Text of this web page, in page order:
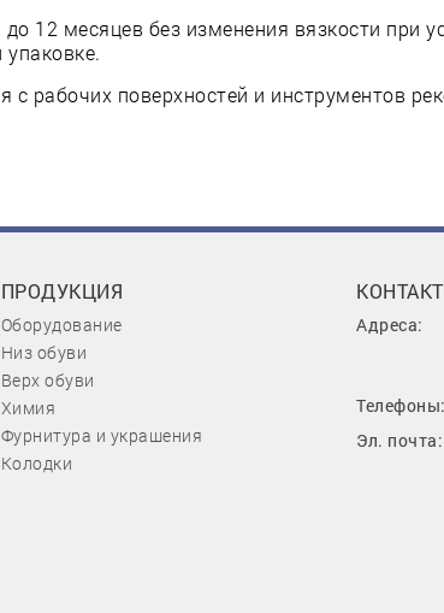
12 месяцев без изменения вязкости при
с рабочих поверхностей и инструментов
ПРОДУКЦИЯ
Оборудование
Низ обуви
Верх обуви
Химия
Фурнитура и украшения
Колодки
Адреса:
Телефоны:
Эл. почта: